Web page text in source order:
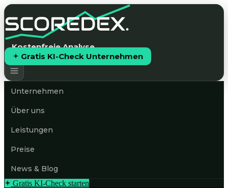
Kostenfreie Analyse
Gratis KI-Check Unternehmen
Unternehmen
Über uns
Leistungen
Preise
News & Blog
Gratis KI-Check starten